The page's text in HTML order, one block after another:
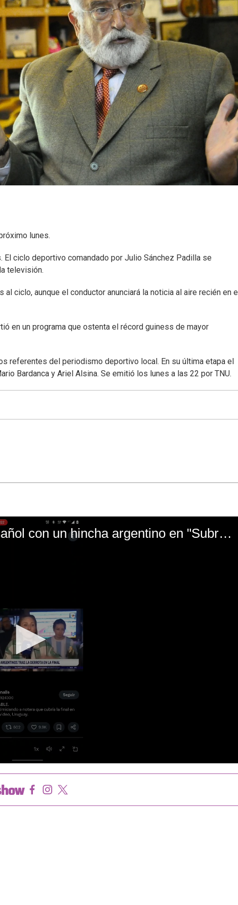
lunes.
ciclo deportivo comandado por Julio Sánchez Padilla se
televisión.
ciclo, aunque el conductor anunciará la noticia al aire recién en el
en un programa que ostenta el récord guiness de mayor
referentes del periodismo deportivo local. En su última etapa el
Bardanca y Ariel Alsina. Se emitió los lunes a las 22 por TNU.
El mal momento de Yanina Gasañol con un hincha argentino en "Subrayado"